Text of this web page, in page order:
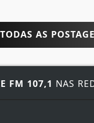
TODAS AS
FM 107,1 NAS